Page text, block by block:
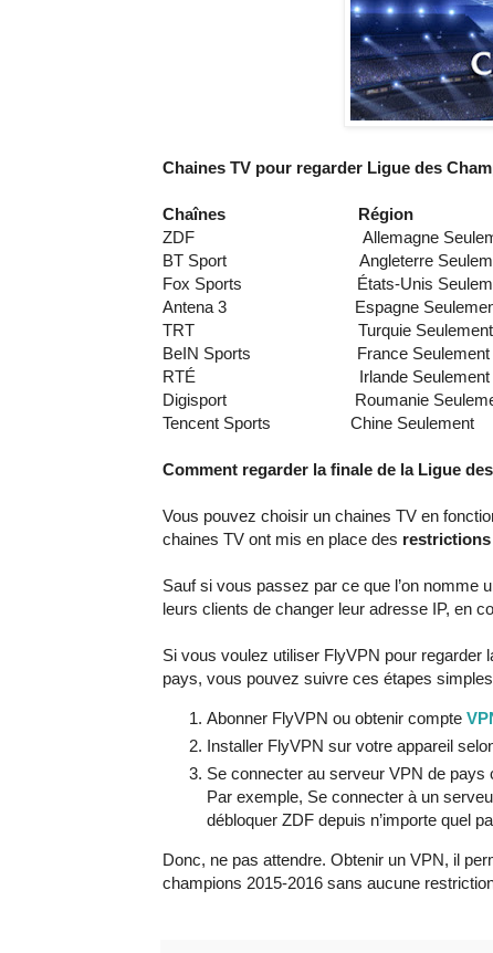
Chaines TV pour regarder Ligue des
Chaînes Région
ZDF Allemagne
BT Sport Angleterre
Fox Sports États-Unis
Antena 3 Espagne
TRT Turquie Seulement
BeIN Sports France Seulement
RTÉ Irlande Seulement
Digisport Roumanie
Tencent Sports Chine Seulement
Comment regarder la finale de la Ligue
Vous pouvez choisir un chaines TV en
chaines TV ont mis en place des
Sauf si vous passez par ce que l’on
leurs clients de changer leur adresse IP, en
Si vous voulez utiliser FlyVPN pour regarder
pays, vous pouvez suivre ces étapes
Abonner FlyVPN ou obtenir compte
Installer FlyVPN sur votre appareil
Se connecter au serveur VPN de pays
Par exemple, Se connecter à un
débloquer ZDF depuis n’importe quel
Donc, ne pas attendre. Obtenir un VPN, il
champions 2015-2016 sans aucune